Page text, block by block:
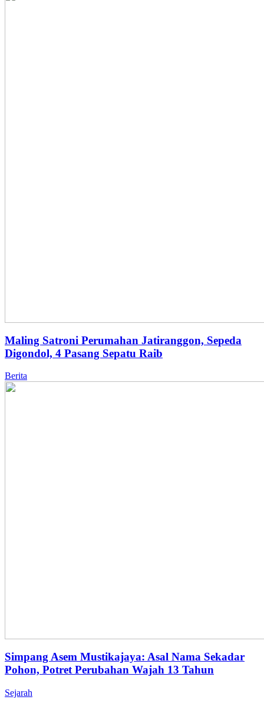
Maling Satroni Perumahan Jatiranggon, Sepeda
Digondol, 4 Pasang Sepatu Raib
Berita
Simpang Asem Mustikajaya: Asal Nama Sekadar
Pohon, Potret Perubahan Wajah 13 Tahun
Sejarah